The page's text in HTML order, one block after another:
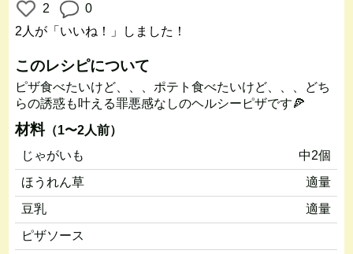
2
0
2人 が「いいね！」しました！
このレシピについて
ピザ食べたいけど、、、ポテト食べたいけど、、、どち
らの誘惑も叶える罪悪感なしのヘルシーピザです🍕
材料（1〜2人前）
じゃがいも
中2個
ほうれん草
適量
豆乳
適量
ピザソース